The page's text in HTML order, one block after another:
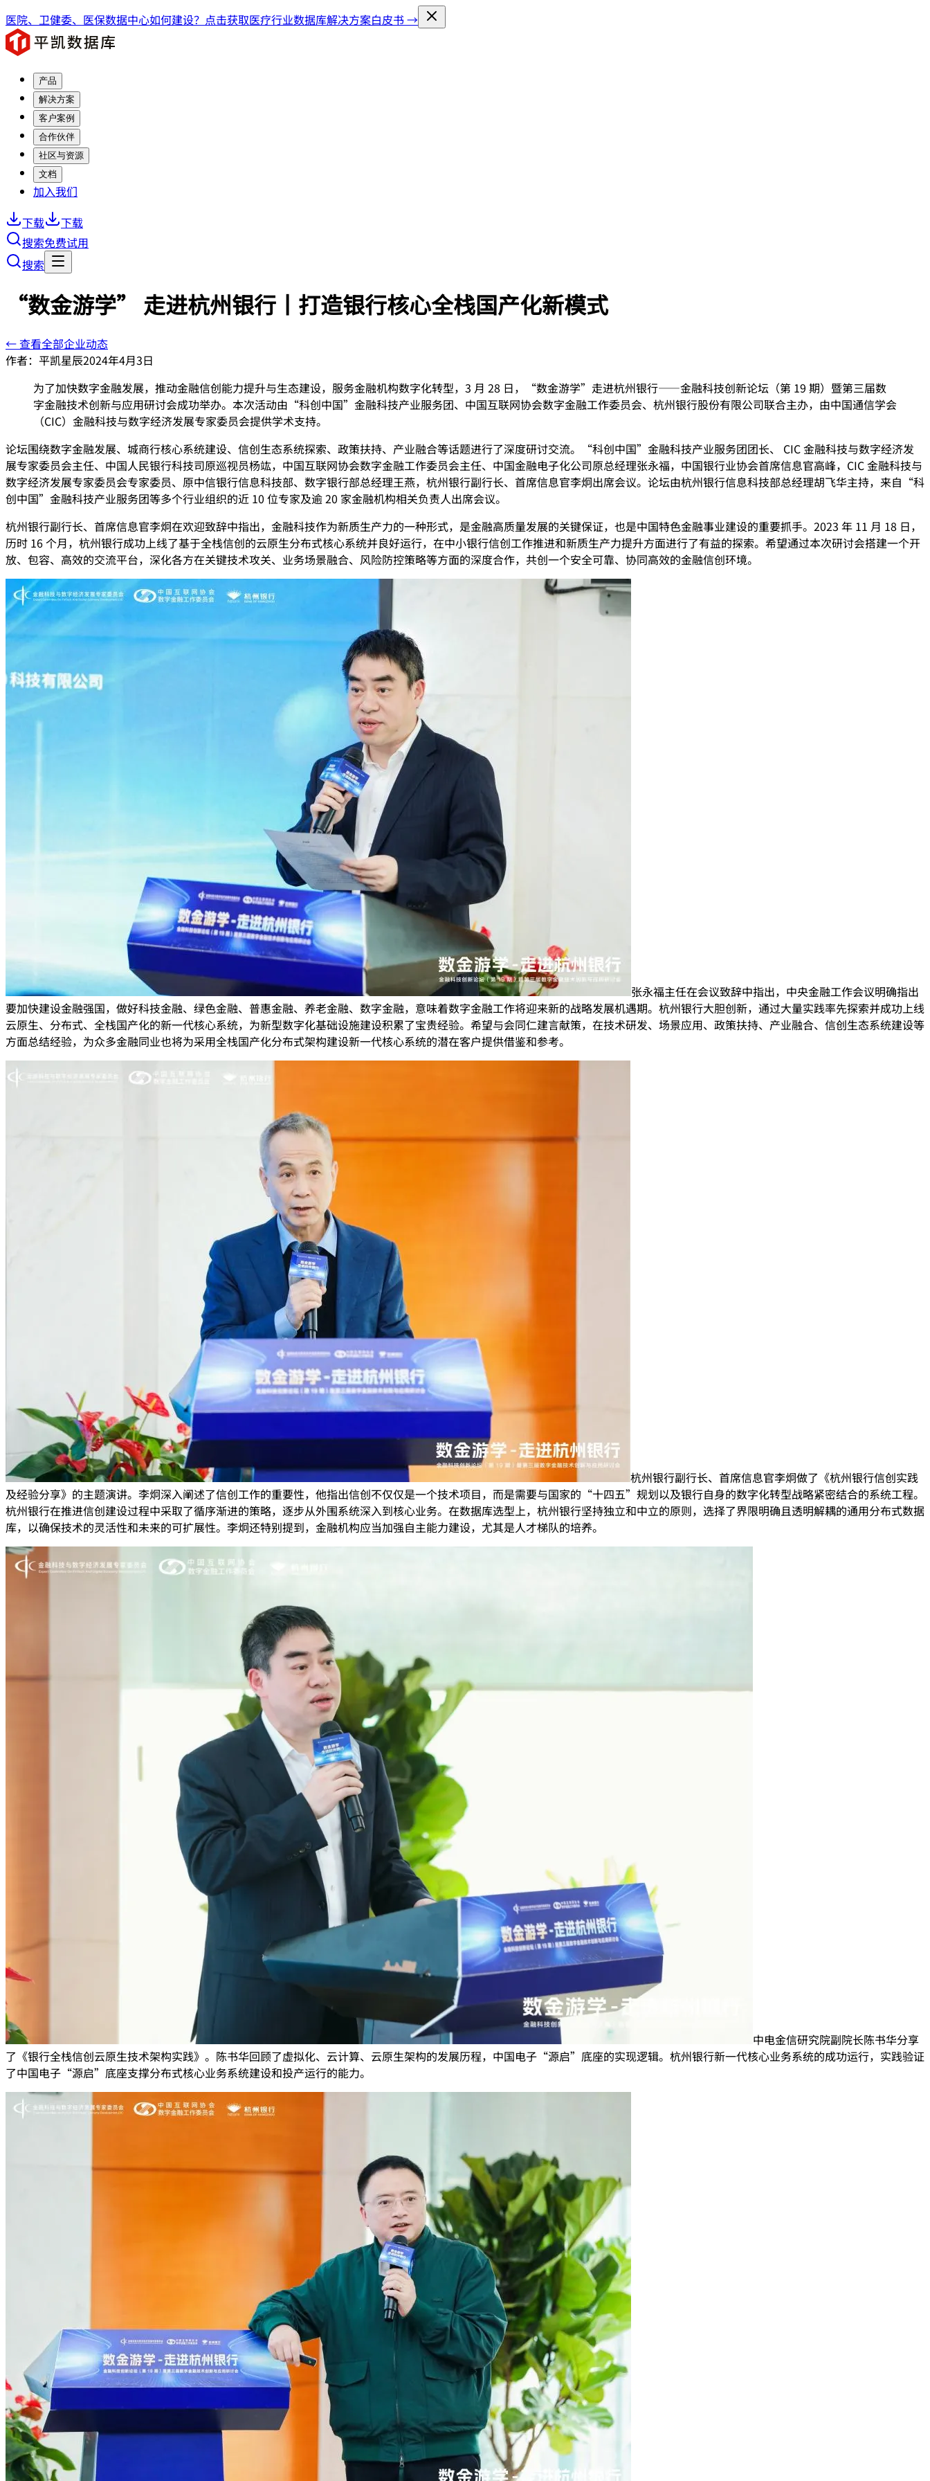
医院、卫健委、医保数据中心如何建设？点击获取医疗行业数据库解决方案白皮书 →
产品
解决方案
客户案例
合作伙伴
社区与资源
文档
加入我们
下载
下载
搜索免费试用
搜索
“数金游学” 走进杭州银行丨打造银行核心全栈国产化新模式
← 查看全部企业动态
作者： 平凯星辰2024年4月3日
为了加快数字金融发展，推动金融信创能力提升与生态建设，服务金融机构数字化转型，3 月 28 日，“数金游学”走进杭州银行——金融科技创新论坛（第 19 期）暨第三届数
字金融技术创新与应用研讨会成功举办。本次活动由“科创中国”金融科技产业服务团、中国互联网协会数字金融工作委员会、杭州银行股份有限公司联合主办，由中国通信学会
（CIC）金融科技与数字经济发展专家委员会提供学术支持。
论坛围绕数字金融发展、城商行核心系统建设、信创生态系统探索、政策扶持、产业融合等话题进行了深度研讨交流。“科创中国”金融科技产业服务团团长、 CIC 金融科技与数字经济发
展专家委员会主任、中国人民银行科技司原巡视员杨竑，中国互联网协会数字金融工作委员会主任、中国金融电子化公司原总经理张永福，中国银行业协会首席信息官高峰，CIC 金融科技与
数字经济发展专家委员会专家委员、原中信银行信息科技部、数字银行部总经理王燕，杭州银行副行长、首席信息官李炯出席会议。论坛由杭州银行信息科技部总经理胡飞华主持，来自“科
创中国”金融科技产业服务团等多个行业组织的近 10 位专家及逾 20 家金融机构相关负责人出席会议。
杭州银行副行长、首席信息官李炯在欢迎致辞中指出，金融科技作为新质生产力的一种形式，是金融高质量发展的关键保证，也是中国特色金融事业建设的重要抓手。2023 年 11 月 18 日，
历时 16 个月，杭州银行成功上线了基于全栈信创的云原生分布式核心系统并良好运行，在中小银行信创工作推进和新质生产力提升方面进行了有益的探索。希望通过本次研讨会搭建一个开
放、包容、高效的交流平台，深化各方在关键技术攻关、业务场景融合、风险防控策略等方面的深度合作，共创一个安全可靠、协同高效的金融信创环境。
张永福主任在会议致辞中指出，中央金融工作会议明确指出
要加快建设金融强国，做好科技金融、绿色金融、普惠金融、养老金融、数字金融，意味着数字金融工作将迎来新的战略发展机遇期。杭州银行大胆创新，通过大量实践率先探索并成功上线
云原生、分布式、全栈国产化的新一代核心系统，为新型数字化基础设施建设积累了宝贵经验。希望与会同仁建言献策，在技术研发、场景应用、政策扶持、产业融合、信创生态系统建设等
方面总结经验，为众多金融同业也将为采用全栈国产化分布式架构建设新一代核心系统的潜在客户提供借鉴和参考。
杭州银行副行长、首席信息官李炯做了《杭州银行信创实践
及经验分享》的主题演讲。李炯深入阐述了信创工作的重要性，他指出信创不仅仅是一个技术项目，而是需要与国家的“十四五”规划以及银行自身的数字化转型战略紧密结合的系统工程。
杭州银行在推进信创建设过程中采取了循序渐进的策略，逐步从外围系统深入到核心业务。在数据库选型上，杭州银行坚持独立和中立的原则，选择了界限明确且透明解耦的通用分布式数据
库，以确保技术的灵活性和未来的可扩展性。李炯还特别提到，金融机构应当加强自主能力建设，尤其是人才梯队的培养。
中电金信研究院副院长陈书华分享
了《银行全栈信创云原生技术架构实践》。陈书华回顾了虚拟化、云计算、云原生架构的发展历程，中国电子“源启”底座的实现逻辑。杭州银行新一代核心业务系统的成功运行，实践验证
了中国电子“源启”底座支撑分布式核心业务系统建设和投产运行的能力。